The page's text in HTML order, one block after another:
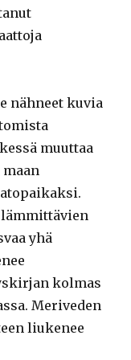
nähneet kuvia
muuttaa
lämmittävien
yhä
kolmas
Meriveden
liukenee